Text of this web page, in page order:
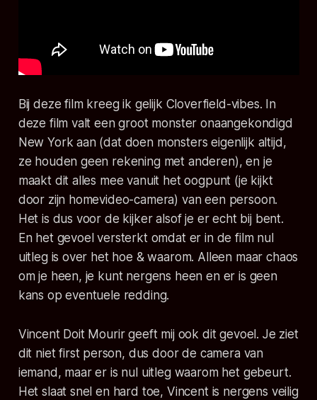
Bij deze film kreeg ik gelijk Cloverfield -vibes. In
deze film valt een groot monster onaangekondigd
New York aan (dat doen monsters eigenlijk altijd,
ze houden geen rekening met anderen), en je
maakt dit alles mee vanuit het oogpunt (je kijkt
door zijn homevideo-camera) van een persoon.
Het is dus voor de kijker alsof je er echt bij bent.
En het gevoel versterkt omdat er in de film nul
uitleg is over het hoe & waarom. Alleen maar chaos
om je heen, je kunt nergens heen en er is geen
kans op eventuele redding.
Vincent Doit Mourirgeeft mij ook dit gevoel. Je ziet
dit nietfirst person, dus door de camera van
iemand, maar er is nul uitleg waarom het gebeurt.
Het slaat snel en hard toe, Vincent is nergens veilig